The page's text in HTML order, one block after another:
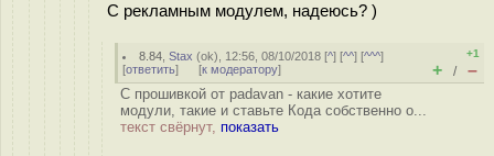
С рекламным модулем, надеюсь? )
8.84 ,Stax (ok), 12:56, 08/10/2018 [^] [^^] [^^^]
[ответить] [к модератору]
+1
+ / –
С прошивкой от padavan - какие хотите
модули, такие и ставьте Кода собственно о...
текст свёрнут, показать